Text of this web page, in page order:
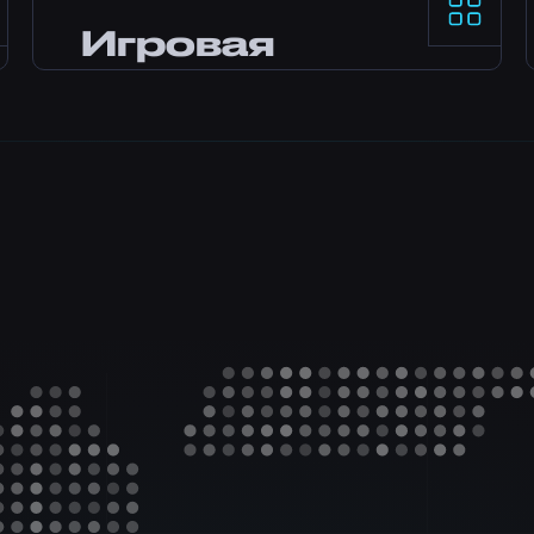
экспертов онлайн круглосуточно через
чат, Discord и тикеты. Большинство
Игровая
панель